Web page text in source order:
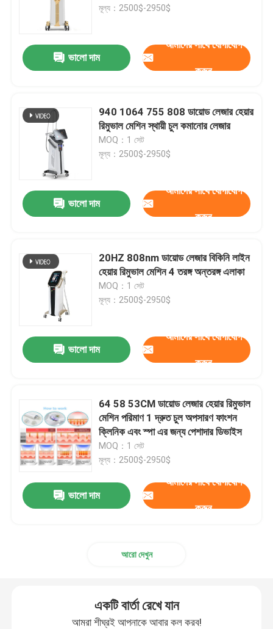
মূল্য：2500$-2950$
ভালো দাম
আমাদের সাথে যোগাযোগ
করুন
940 1064 755 808 ডায়োড লেজার হেয়ার
রিমুভাল মেশিন স্থায়ী চুল কমানোর লেজার
MOQ：1 সেট
মূল্য：2500$-2950$
ভালো দাম
আমাদের সাথে যোগাযোগ
করুন
20HZ 808nm ডায়োড লেজার বিকিনি লাইন
হেয়ার রিমুভাল মেশিন 4 তরঙ্গ অন্তরঙ্গ এলাকা
MOQ：1 সেট
মূল্য：2500$-2950$
ভালো দাম
আমাদের সাথে যোগাযোগ
করুন
64 58 53CM ডায়োড লেজার হেয়ার রিমুভাল
মেশিন পরিমাণ 1 দ্রুত চুল অপসারণ ফাংশন
ক্লিনিক এবং স্পা এর জন্য পেশাদার ডিভাইস
MOQ：1 সেট
মূল্য：2500$-2950$
ভালো দাম
আমাদের সাথে যোগাযোগ
করুন
আরো দেখুন
একটি বার্তা রেখে যান
আমরা শীঘ্রই আপনাকে আবার কল করব!